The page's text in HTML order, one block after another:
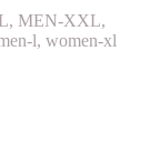
MEN-XXL,
l, women-xl